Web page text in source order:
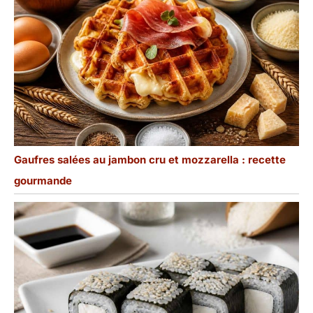
couleur et de motifs de
vernis se produisent sur
nos pièces en céramique
faites à la main. Chaque
service de table est
unique. Veuillez noter
que les variations de
couleur ne sont pas des
défauts, mais plutôt le
résultat de la perfection
ancien.
Gaufres salées au jambon cru et mozzarella : recette
gourmande